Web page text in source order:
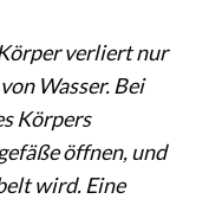
verliert nur
Wasser. Bei
Körpers
öffnen, und
wird. Eine